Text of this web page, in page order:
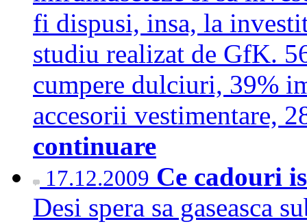
fi dispusi, insa, la
studiu realizat de GfK.
cumpere dulciuri, 39%
accesorii vestimentare,
continuare
17.12.2009 Ce cadouri
Desi spera sa gaseasca